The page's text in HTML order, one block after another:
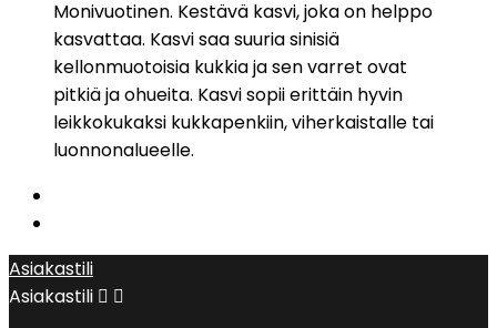
Monivuotinen. Kestävä kasvi, joka on helppo
kasvattaa. Kasvi saa suuria sinisiä
kellonmuotoisia kukkia ja sen varret ovat
pitkiä ja ohueita. Kasvi sopii erittäin hyvin
leikkokukaksi kukkapenkiin, viherkaistalle tai
luonnonalueelle.
Asiakastili
Asiakastili  